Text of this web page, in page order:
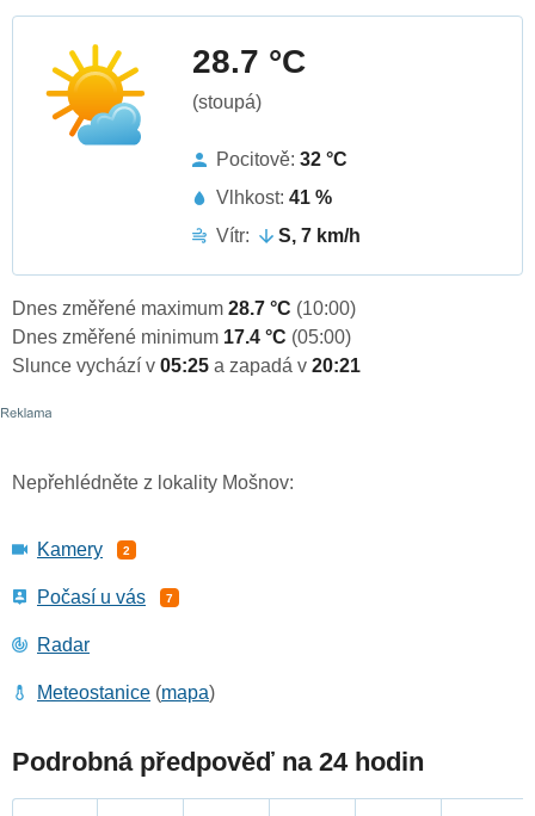
28.7 °C
(stoupá)
Pocitově: 32 °C
Vlhkost: 41 %
Vítr:
S, 7 km/h
Dnes změřené maximum 28.7 °C (10:00)
Dnes změřené minimum 17.4 °C (05:00)
Slunce vychází v 05:25 a zapadá v 20:21
Nepřehlédněte z lokality Mošnov:
Kamery 2
Počasí u vás 7
Radar
Meteostanice (mapa)
Podrobná předpověď na 24 hodin